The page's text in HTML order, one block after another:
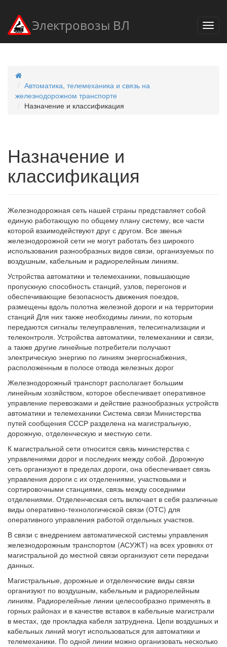
Электровозы ВЛ
Автоматика, телемеханика и связь на
железнодорожном транспорте
Назначение и классификация
Назначение и
классификация
Железнодорожная сеть нашей страны представляет собой
единую работающую по общему плану систему, все части
которой взаимодействуют друг с другом. Все звенья
железнодорожной сети не могут работать без широкого
использования разнообразных видов связи, организуемых по
воздушным, кабельным и радиорелейным линиям.
Устройства автоматики и телемеханики, повышающие
пропускную способность станций, узлов, перегонов и
обеспечивающие безопасность движения поездов,
размещены вдоль полотна железной дороги и на территории
станций Для них также необходимы линии, по которым
передаются сигналы телеуправления, телесигнализации и
телеконтроля. Устройства автоматики, телемеханики и связи,
а также другие линейные потребители получают
электрическую энергию по линиям энергоснабжения,
расположенным в полосе отвода железных дорог
Железнодорожный транспорт располагает большим
линейным хозяйством, которое обеспечивает оперативное
управление перевозками и действие разнообразных устройств
автоматики и телемеханики Система связи Министерства
путей сообщения СССР разделена на магистральную,
дорожную, отделенческую и местную сети.
К магистральной сети относится связь министерства с
управлениями дорог и последних между собой. Дорожную
сеть организуют в пределах дороги, она обеспечивает связь
управления дороги с их отделениями, участковыми и
сортировочными станциями, связь между соседними
отделениями. Отделенческая сеть включает в себя различные
виды оперативно-технологической связи (ОТС) для
оперативного управления работой отдельных участков.
В связи с внедрением автоматической системы управления
железнодорожным транспортом (АСУЖТ) на всех уровнях от
магистральной до местной связи организуют сети передачи
данных.
Магистральные, дорожные и отделенческие виды связи
организуют по воздушным, кабельным и радиорелейным
линиям. Радиорелейные линии целесообразно применять в
горных районах и в качестве вставок в кабельные магистрали
в местах, где прокладка кабеля затруднена. Цепи воздушных и
кабельных линий могут использоваться для автоматики и
телемеханики. По одной линии можно организовать несколько